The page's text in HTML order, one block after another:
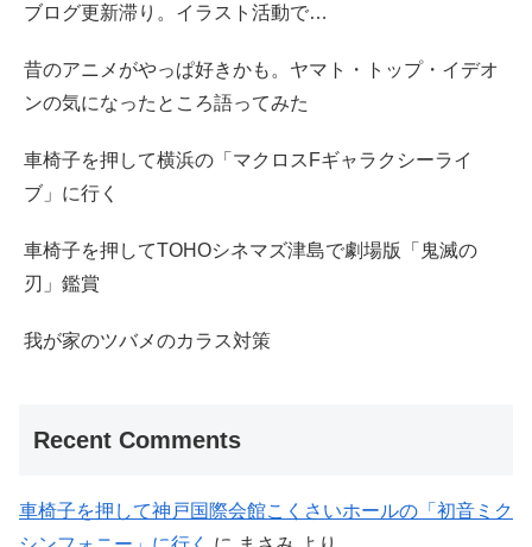
ブログ更新滞り。イラスト活動で…
昔のアニメがやっぱ好きかも。ヤマト・トップ・イデオ
ンの気になったところ語ってみた
車椅子を押して横浜の「マクロスFギャラクシーライ
ブ」に行く
車椅子を押してTOHOシネマズ津島で劇場版「鬼滅の
刃」鑑賞
我が家のツバメのカラス対策
Recent Comments
車椅子を押して神戸国際会館こくさいホールの「初音ミク